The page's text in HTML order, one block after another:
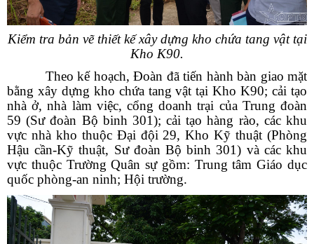
Kiểm tra bản vẽ thiết kế xây dựng kho chứa tang vật tại
Kho K90.
Theo kế hoạch, Đoàn đã tiến hành bàn giao mặt
bằng xây dựng kho chứa tang vật tại Kho K90; cải tạo
nhà ở, nhà làm việc, cổng doanh trại của Trung đoàn
59 (Sư đoàn Bộ binh 301); cải tạo hàng rào, các khu
vực nhà kho thuộc Đại đội 29, Kho Kỹ thuật (Phòng
Hậu cần-Kỹ thuật, Sư đoàn Bộ binh 301) và các khu
vực thuộc Trường Quân sự gồm: Trung tâm Giáo dục
quốc phòng-an ninh; Hội trường.